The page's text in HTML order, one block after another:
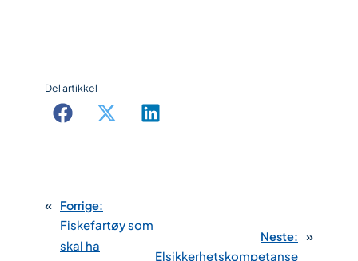
Del artikkel
« Forrige:
Fiskefartøy som
skal ha
Neste:
Elsikkerhetskompetanse
»